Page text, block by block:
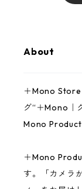
About
＋Mono Store
グ“＋Mono｜
Mono
＋Mono
す。「カメラ